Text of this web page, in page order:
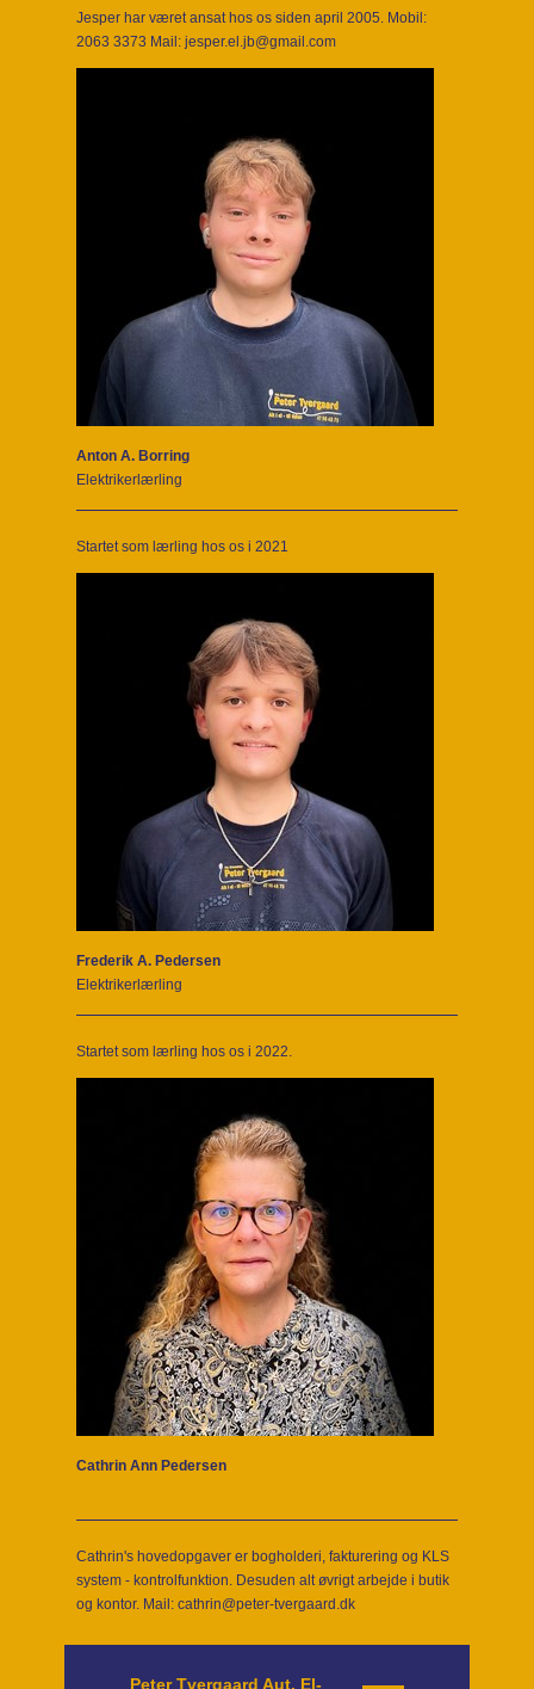
Jesper har været ansat hos os siden april 2005. Mobil:
2063 3373 Mail: jesper.el.jb@gmail.com
Anton A. Borring
Elektrikerlærling
Startet som lærling hos os i 2021
Frederik A. Pedersen
Elektrikerlærling
Startet som lærling hos os i 2022.
Cathrin Ann Pedersen
Cathrin's hovedopgaver er bogholderi, fakturering og KLS
system - kontrolfunktion. Desuden alt øvrigt arbejde i butik
og kontor. Mail: cathrin@peter-tvergaard.dk
Peter Tvergaard Aut. El-